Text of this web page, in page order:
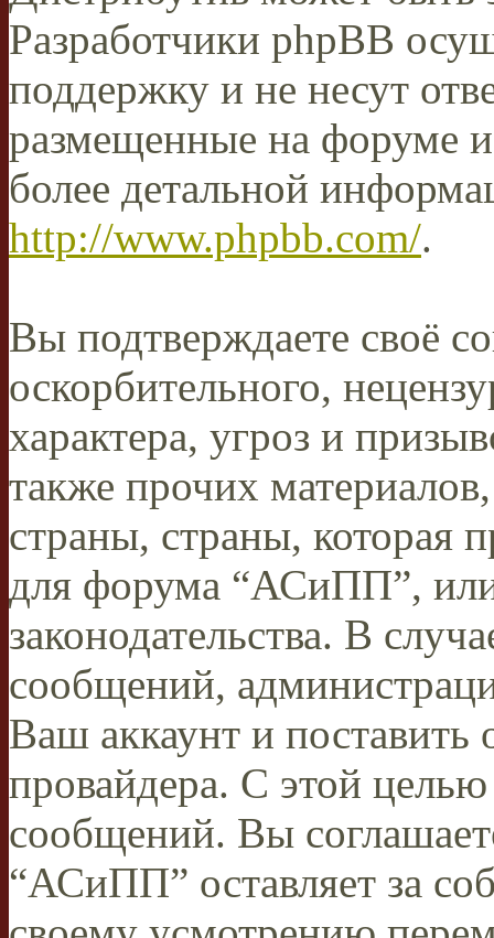
Разработчики phpBB
поддержку и не несут
размещенные на форуме
более детальной
http://www.phpbb.com/.
Вы подтверждаете своё
оскорбительного,
характера, угроз и
также прочих
страны, страны, которая
для форума “АСиПП”,
законодательства. В
сообщений,
Ваш аккаунт и поставить
провайдера. С этой
сообщений. Вы
“АСиПП” оставляет за